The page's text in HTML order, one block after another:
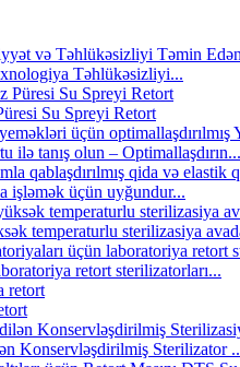
Təhlükəsizliyi...
Su Spreyi Retort
ilə tanış olun – Optimallaşdırın...
işləmək üçün uyğundur...
temperaturlu sterilizasiya
retort sterilizatorları...
Konservləşdirilmiş Sterilizator